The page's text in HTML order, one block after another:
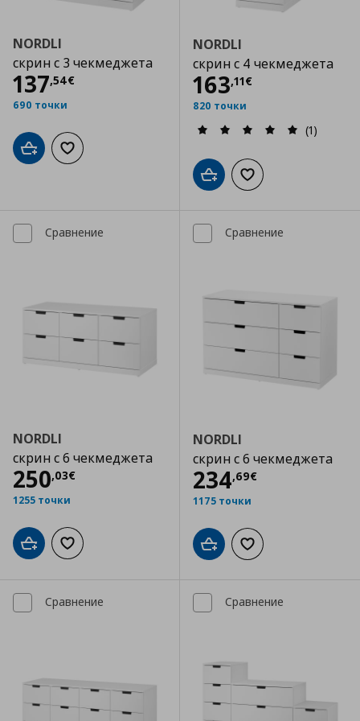
NORDLI
скрин с 3 чекмеджета
137,54€
Цена
690 точки
Добави в кошницата
Добави към списъка с любими
NORDLI
скрин с 4 чекмеджета
163,11€
Цена
820 точки
(1)
Добави в кошницата
Добави към
Сравнение
NORDLI
скрин с 6 чекмеджета
250,03€
Цена
1255 точки
Добави в кошницата
Добави към списъка с любими
Сравнение
NORDLI
скрин с 6 чекмеджета
234,69€
Цена
1175 точки
Добави в кошницата
Добави към
Сравнение Сравнение